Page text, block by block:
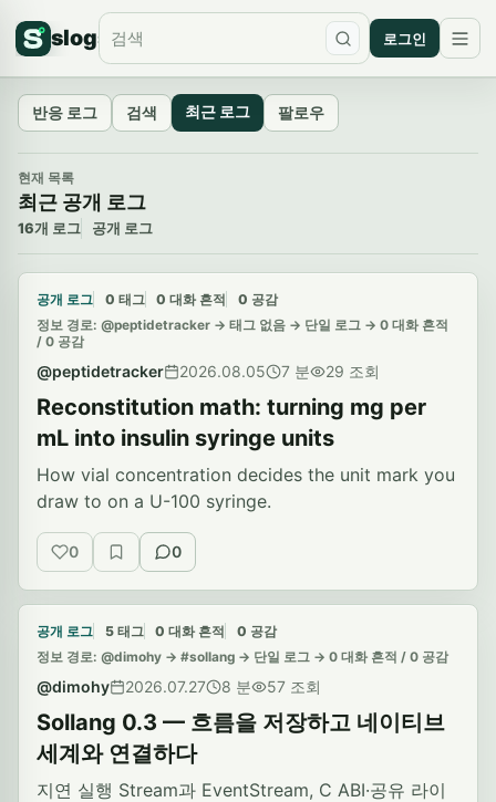
slogs 로그인
반응 로그 검색 최근 로그 팔로우
현재 목록
최근 공개 로그
16개 로그 공개 로그
공개 로그 0 태그 0 대화 흔적 0 공감
정보 경로: @peptidetracker -> 태그 없음 -> 단일 로그 -> 0 대화 흔적
/ 0 공감
@peptidetracker 2026.08.05 7 분 29 조회
Reconstitution math: turning mg per
mL into insulin syringe units
How vial concentration decides the unit mark you
draw to on a U-100 syringe.
0
공감 저장 0
대화 흔적
공개 로그 5 태그 0 대화 흔적 0 공감
정보 경로: @dimohy -> #sollang -> 단일 로그 -> 0 대화 흔적 / 0 공감
@dimohy 2026.07.27 8 분 57 조회
Sollang 0.3 — 흐름을 저장하고 네이티브
세계와 연결하다
지연 실행 Stream과 EventStream, C ABI·공유 라이